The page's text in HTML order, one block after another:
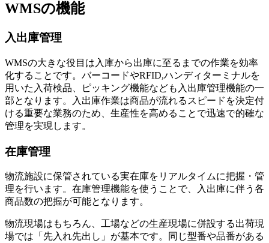
WMSの機能
入出庫管理
WMSの大きな役目は入庫から出庫に至るまでの作業を効率
化することです。バーコードやRFID,ハンディターミナルを
用いた入荷検品、ピッキング機能なども入出庫管理機能の一
部となります。入出庫作業は商品が流れるスピードを決定付
ける重要な業務のため、生産性を高めることで迅速で的確な
管理を実現します。
在庫管理
物流施設に保管されている実在庫をリアルタイムに把握・管
理を行います。在庫管理機能を使うことで、入出庫に伴う各
商品数の把握が可能となります。
物流現場はもちろん、工場などの生産現場に併設する出荷現
場では「先入れ先出し」が基本です。同じ型番や品番がある